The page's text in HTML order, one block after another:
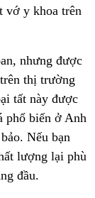
vớ y khoa trên
nhưng được
thị trường
tất này được
phổ biến ở Anh
Nếu bạn
lượng lại phù
đầu.